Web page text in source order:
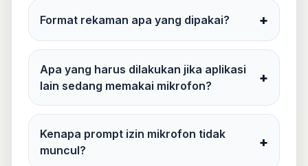
Format rekaman apa yang dipakai? +
Apa yang harus dilakukan jika aplikasi
lain sedang memakai mikrofon?
+
Kenapa prompt izin mikrofon tidak
muncul?
+